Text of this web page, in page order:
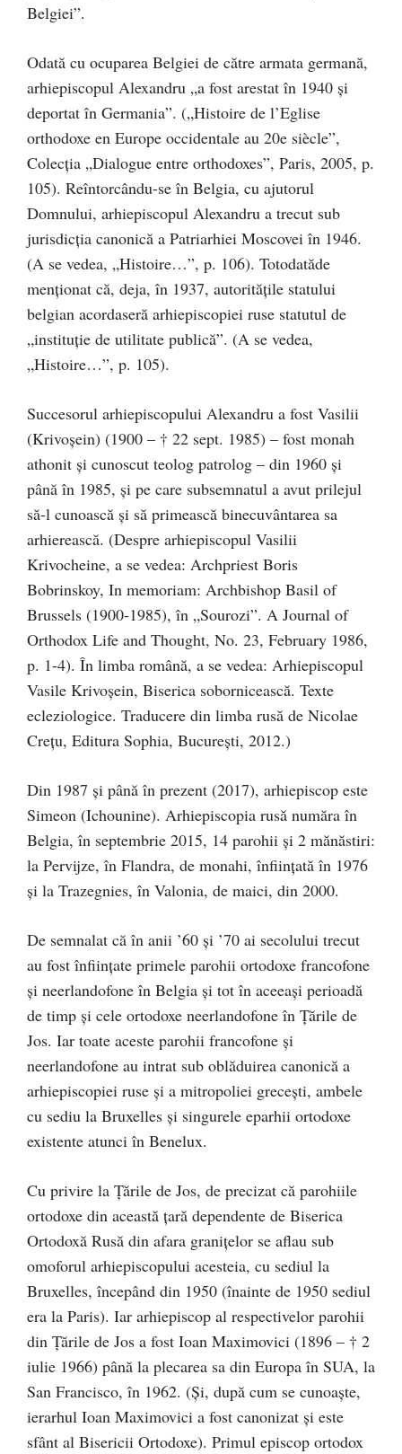
Belgiei”.
Odată cu ocuparea Belgiei de către armata germană,
arhiepiscopul Alexandru „a fost arestat în 1940 și
deportat în Germania”. („Histoire de l’Eglise
orthodoxe en Europe occidentale au 20e siècle”,
Colecția „Dialogue entre orthodoxes”, Paris, 2005, p.
105). Reîntorcându-se în Belgia, cu ajutorul
Domnului, arhiepiscopul Alexandru a trecut sub
jurisdicția canonică a Patriarhiei Moscovei în 1946.
(A se vedea, „Histoire…”, p. 106). Totodatăde
menționat că, deja, în 1937, autoritățile statului
belgian acordaseră arhiepiscopiei ruse statutul de
„instituție de utilitate publică”. (A se vedea,
„Histoire…”, p. 105).
Succesorul arhiepiscopului Alexandru a fost Vasilii
(Krivoșein) (1900 – † 22 sept. 1985) – fost monah
athonit și cunoscut teolog patrolog – din 1960 și
până în 1985, și pe care subsemnatul a avut prilejul
să-l cunoască și să primească binecuvântarea sa
arhierească. (Despre arhiepiscopul Vasilii
Krivocheine, a se vedea: Archpriest Boris
Bobrinskoy, In memoriam: Archbishop Basil of
Brussels (1900-1985), în „Sourozi”. A Journal of
Orthodox Life and Thought, No. 23, February 1986,
p. 1-4). În limba română, a se vedea: Arhiepiscopul
Vasile Krivoșein, Biserica sobornicească. Texte
ecleziologice. Traducere din limba rusă de Nicolae
Crețu, Editura Sophia, București, 2012.)
Din 1987 și până în prezent (2017), arhiepiscop este
Simeon (Ichounine). Arhiepiscopia rusă număra în
Belgia, în septembrie 2015, 14 parohii și 2 mănăstiri:
la Pervijze, în Flandra, de monahi, înființată în 1976
și la Trazegnies, în Valonia, de maici, din 2000.
De semnalat că în anii ’60 și ’70 ai secolului trecut
au fost înființate primele parohii ortodoxe francofone
și neerlandofone în Belgia și tot în aceeași perioadă
de timp și cele ortodoxe neerlandofone în Țările de
Jos. Iar toate aceste parohii francofone și
neerlandofone au intrat sub oblăduirea canonică a
arhiepiscopiei ruse și a mitropoliei grecești, ambele
cu sediu la Bruxelles și singurele eparhii ortodoxe
existente atunci în Benelux.
Cu privire la Țările de Jos, de precizat că parohiile
ortodoxe din această țară dependente de Biserica
Ortodoxă Rusă din afara granițelor se aflau sub
omoforul arhiepiscopului acesteia, cu sediul la
Bruxelles, începând din 1950 (înainte de 1950 sediul
era la Paris). Iar arhiepiscop al respectivelor parohii
din Țările de Jos a fost Ioan Maximovici (1896 – † 2
iulie 1966) până la plecarea sa din Europa în SUA, la
San Francisco, în 1962. (Și, după cum se cunoaște,
ierarhul Ioan Maximovici a fost canonizat și este
sfânt al Bisericii Ortodoxe). Primul episcop ortodox